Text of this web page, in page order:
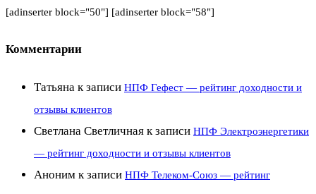
[adinserter block="50"] [adinserter block="58"]
Комментарии
Татьяна к записи НПФ Гефест — рейтинг доходности и
отзывы клиентов
Светлана Светличная к записи НПФ Электроэнергетики
— рейтинг доходности и отзывы клиентов
Аноним к записи НПФ Телеком-Союз — рейтинг